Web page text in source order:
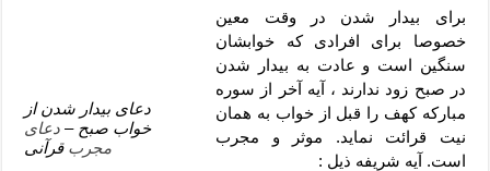
دعا برای پولدار شدن در یک روز – دعای ثروت حضرت سلیمان
دعای بیدار شدن از
خواب صبح – دعای
مجرب قرآنی
برای بیدار شدن در وقت معین
خصوصا برای افرادی که خوابشان
سنگین است و عادت به بیدار شدن
در صبح زود ندارند ، آیه آخر از سوره
مبارکه کهف را قبل از خواب به همان
نیت قرائت نماید. موثر و مجرب
است. آیه شریفه ذیل :